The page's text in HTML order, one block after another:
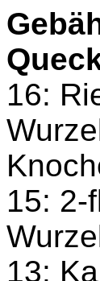
16:
15: 2-
13: